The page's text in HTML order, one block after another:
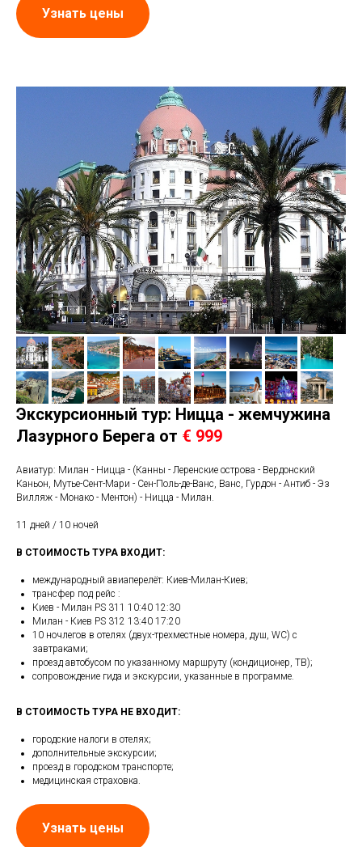
Узнать цены
Экскурсионный тур: Ницца - жемчужина
Лазурного Берега от € 999
Авиатур: Милан - Ницца - (Канны - Леренские острова - Вердонский
Каньон, Мутье-Сент-Мари - Сен-Поль-де-Ванс, Ванс, Гурдон - Антиб - Эз
Вилляж - Монако - Ментон) - Ницца - Милан.
11 дней / 10 ночей
В СТОИМОСТЬ ТУРА ВХОДИТ:
международный авиаперелёт: Киев-Милан-Киев;
трансфер под рейс :
Киев - Милан PS 311 10:40 12:30
Милан - Киев PS 312 13:40 17:20
10 ночлегов в отелях (двух-трехместные номера, душ, WC) с
завтраками;
проезд автобусом по указанному маршруту (кондиционер, ТВ);
сопровождение гида и экскурсии, указанные в программе.
В СТОИМОСТЬ ТУРА НЕ ВХОДИТ:
городские налоги в отелях;
дополнительные экскурсии;
проезд в городском транспорте;
медицинская страховка.
Узнать цены